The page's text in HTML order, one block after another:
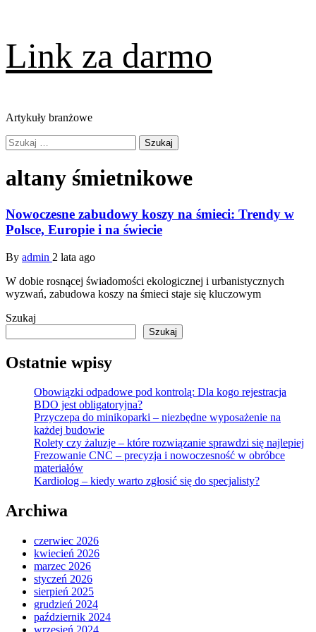
content
Link za darmo
Artykuły branżowe
Primary
Menu
Szukaj:
altany śmietnikowe
Nowoczesne zabudowy koszy na śmieci: Trendy w
Polsce, Europie i na świecie
By admin 2 lata ago
W dobie rosnącej świadomości ekologicznej i urbanistycznych
wyzwań, zabudowa koszy na śmieci staje się kluczowym
Szukaj
Szukaj
Ostatnie wpisy
Obowiązki odpadowe pod kontrolą: Dla kogo rejestracja
BDO jest obligatoryjna?
Przyczepa do minikoparki – niezbędne wyposażenie na
każdej budowie
Rolety czy żaluzje – które rozwiązanie sprawdzi się najlepiej
Frezowanie CNC – precyzja i nowoczesność w obróbce
materiałów
Kardiolog – kiedy warto zgłosić się do specjalisty?
Archiwa
czerwiec 2026
kwiecień 2026
marzec 2026
styczeń 2026
sierpień 2025
grudzień 2024
październik 2024